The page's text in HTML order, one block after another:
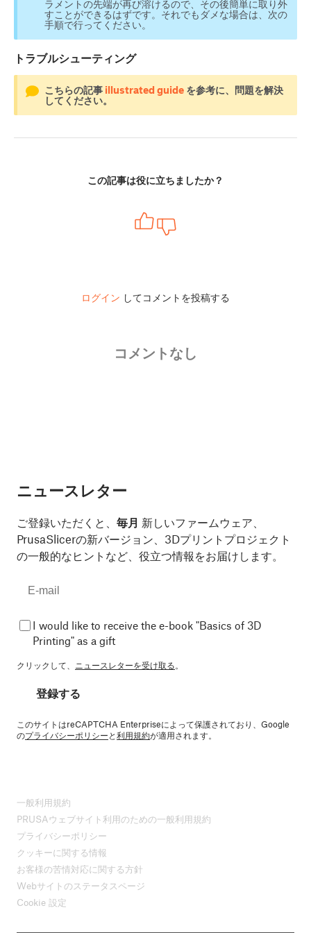
ラメントの先端が再び溶けるので、その後簡単に取り外
すことができるはずです。それでもダメな場合は、次の
手順で行ってください。
トラブルシューティング
こちらの記事 illustrated guideを参考に、問題を解決
してください。
この記事は役に立ちましたか？
ログイン してコメントを投稿する
コメントなし
ニュースレター
ご登録いただくと、 毎月 新しいファームウェア、
PrusaSlicerの新バージョン、3Dプリントプロジェクト
の一般的なヒントなど、役立つ情報をお届けします。
I would like to receive the e-book "Basics of 3D
Printing" as a gift
クリックして、 ニュースレターを受け取る。
登録する
このサイトはreCAPTCHA Enterpriseによって保護されており、Google
のプライバシーポリシーと利用規約が適用されます。
一般利用規約
PRUSAウェブサイト利用のための一般利用規約
プライバシーポリシー
クッキーに関する情報
お客様の苦情対応に関する方針
Webサイトのステータスページ
Cookie 設定